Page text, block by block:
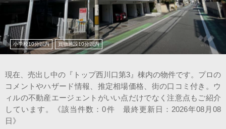
住まいをつくる
店舗案内
会社案内
相場データを依頼する
小学校10分以内 買物施設10分以内
現在、売出し中の『トップ西川口第3』棟内の物件です。プロの
コメントやハザード情報、推定相場価格、街の口コミ付き。ウ
ィルの不動産エージェントがいい点だけでなく注意点もご紹介
しています。《該当件数：0件 最終更新日：2026年08月08
日》